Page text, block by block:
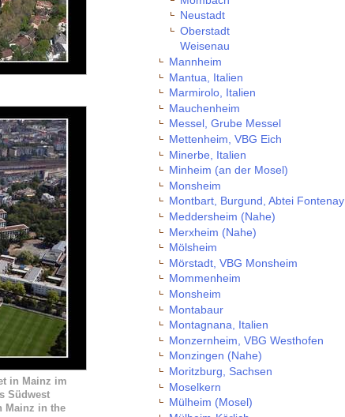
in Mainz im
Südwest
Mainz in the
Neustadt
Oberstadt
Weisenau
Mannheim
Mantua, Italien
Marmirolo, Italien
Mauchenheim
Messel, Grube Messel
Mettenheim, VBG Eich
Minerbe, Italien
Minheim (an der Mosel)
Monsheim
Montbart, Burgund, Abtei Fontenay
Meddersheim (Nahe)
Merxheim (Nahe)
Mölsheim
Mörstadt, VBG Monsheim
Mommenheim
Monsheim
Montabaur
Montagnana, Italien
Monzernheim, VBG Westhofen
Monzingen (Nahe)
Moritzburg, Sachsen
Moselkern
Mülheim (Mosel)